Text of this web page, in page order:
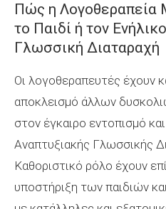
Πώς η Λογοθεραπεία
το Παιδί ή τον
Γλωσσική Διαταραχή
Οι λογοθεραπευτές έχουν
αποκλεισμό άλλων
στον έγκαιρο εντοπισμό
Αναπτυξιακής Γλωσσικής
Καθοριστικό ρόλο έχουν
υποστήριξη των παιδιών